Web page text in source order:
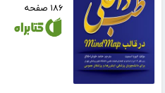
۱۸۶ صفحه